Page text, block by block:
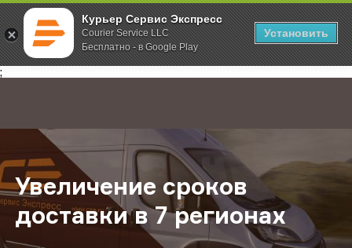
Курьер Сервис Экспресс
Courier Service LLC
Бесплатно - в Google Play
Установить
;
Главная О компании Новости Увеличение сроков доставки в 7
Увеличение сроков
доставки в 7 регионах